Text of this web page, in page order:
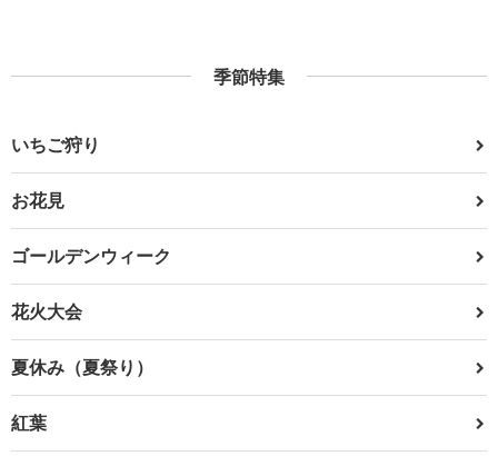
季節特集
いちご狩り
お花見
ゴールデンウィーク
花火大会
夏休み（夏祭り）
紅葉